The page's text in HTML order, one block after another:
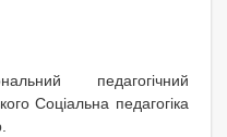
педагогічний
Соціальна педагогіка